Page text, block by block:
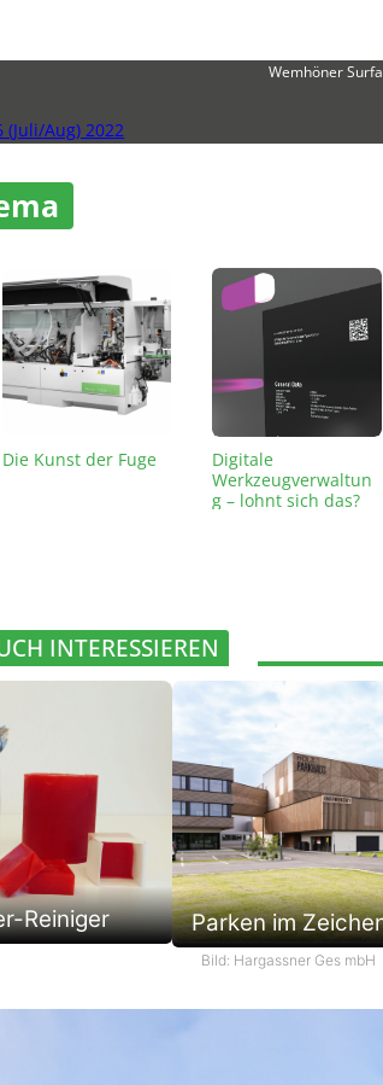
Aug) 2022
Wemhöner
Die Kunst der Fuge
Digitale
Werkzeugverwaltun
g – lohnt sich das?
INTERESSIEREN
Reiniger Parken im
Bild: Hargassner Ges mbH